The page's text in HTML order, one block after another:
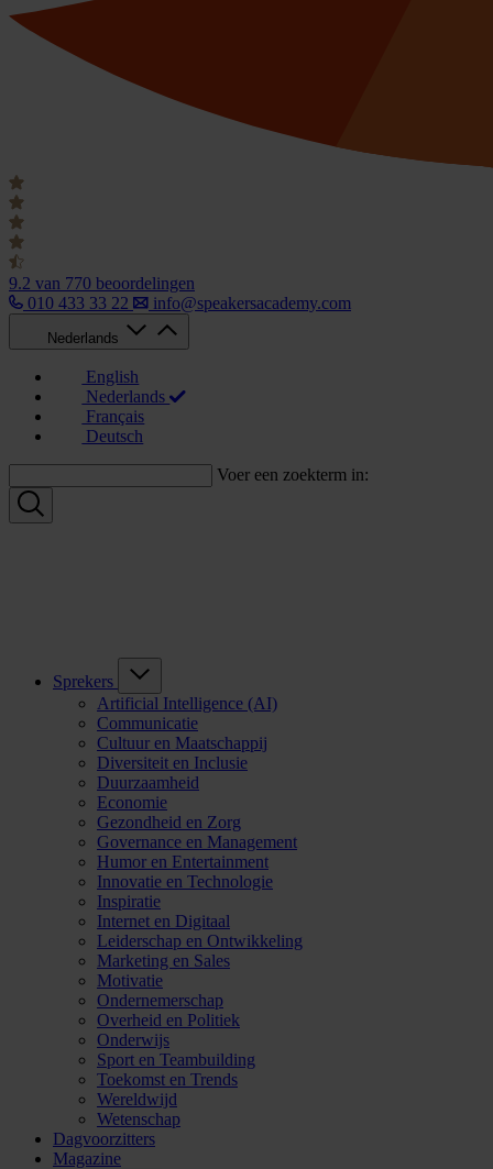
9.2 van 770 beoordelingen
010 433 33 22
info@speakersacademy.com
Nederlands
English
Nederlands
Français
Deutsch
Voer een zoekterm in:
Sprekers
Artificial Intelligence (AI)
Communicatie
Cultuur en Maatschappij
Diversiteit en Inclusie
Duurzaamheid
Economie
Gezondheid en Zorg
Governance en Management
Humor en Entertainment
Innovatie en Technologie
Inspiratie
Internet en Digitaal
Leiderschap en Ontwikkeling
Marketing en Sales
Motivatie
Ondernemerschap
Overheid en Politiek
Onderwijs
Sport en Teambuilding
Toekomst en Trends
Wereldwijd
Wetenschap
Dagvoorzitters
Magazine